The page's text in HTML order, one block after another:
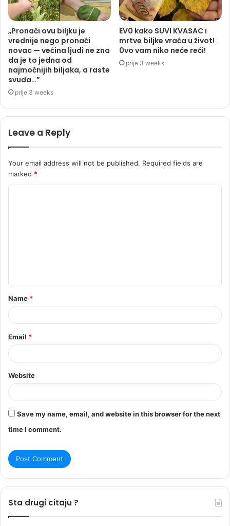
„Pronaći ovu biljku je
vrednije nego pronaći
novac — većina ljudi ne zna
da je to jedna od
najmoćnijih biljaka, a raste
svuda…”
prije 3 weeks
EV0 kako SUVI KVASAC i
mrtve biljke vraća u život!
0vo vam niko neće reći!
prije 3 weeks
Leave a Reply
Your email address will not be published. Required fields are
marked *
t
*
Name *
Email *
Website
Save my name, email, and website in this browser for the next
time I comment.
Sta drugi citaju ?